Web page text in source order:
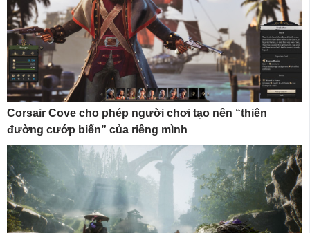
Corsair Cove cho phép người chơi tạo nên “thiên
đường cướp biển” của riêng mình